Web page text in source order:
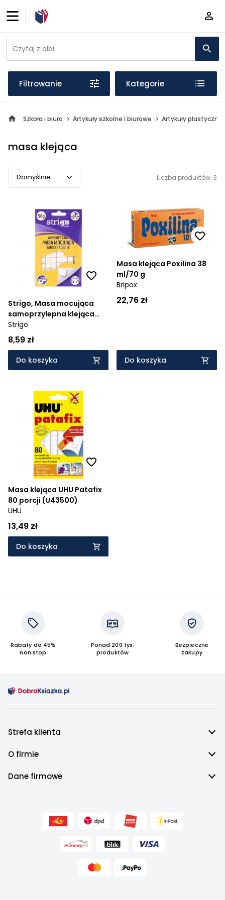
Filtrowanie Kategorie
Szkoła i biuro Artykuły szkolne i biurowe Artykuły plastyczne
masa klejąca
Domyślnie
Popularne
Cena rosnąco
Cena malejąco
Od najnowszych
Od najstarszych
Liczba produktów: 3
Strigo, Masa mocująca
samoprzylepna klejąca
biała 50 g
Strigo
8,59 zł
Do koszyka
Masa klejąca Poxilina 38
ml/70 g
Bripox
22,76 zł
Do koszyka
Masa klejąca UHU Patafix
80 porcji (U43500)
UHU
13,49 zł
Do koszyka
Rabaty do 45%
non stop
Ponad 200 tys.
produktów
Bezpieczne
zakupy
Strefa klienta
O firmie
Dane firmowe